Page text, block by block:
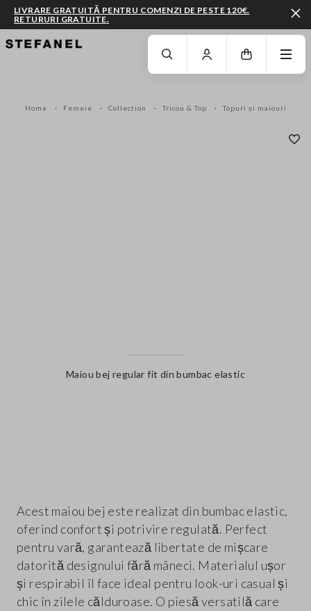
MERGI LA CONȚINUTUL PRINCIPALDERULEAZĂ ÎN JOS
LIVRARE GRATUITĂ PENTRU COMENZI DE PESTE 120€.
RETURURI GRATUITE.
Home Femeie Collection Tricou & Top Topuri și maiouri
Maiou bej regular fit din bumbac elastic
Acest maiou bej este realizat din bumbac elastic,
oferind confort și potrivire regulată. Perfect
pentru vară, garantează libertate de mișcare
datorită designului fără mâneci. Materialul ușor
și respirabil îl face ideal pentru look-uri casual și
chic în zilele călduroase. O piesă versatilă care